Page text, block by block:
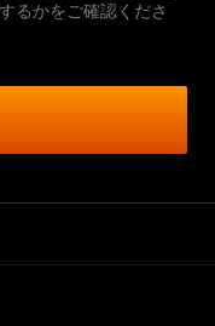
るかをご確認くださ